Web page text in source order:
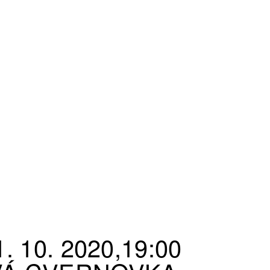
10. 2020,19:00